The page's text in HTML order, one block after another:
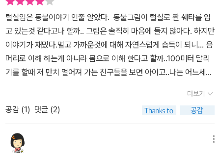
져 그러면서 마구 뛰어가는것이 아닌가,,이책을 보기 전이었다,그런
데 그때이 상황이랑 비슷하다. 친구가 멀리 날아가는 부엉이 친구를
보고 작아진다고 느끼는것,그 느낌을 이야기 아이들에게 이야기 해주
는것이겠지,,그런데 아이들을 위한 그림책이라서 그런지 화려한데 아
이가 동물이 이쁘지 않단다,,이상해라고 말을 하니 참 난처하다,이럴
때는 무어라 이야기를 해주어야 하나 하다가 사람마다 동물을 느끼는
것은 다르니까 이그림을 그린 아저씨는 여우를 보고 이렇게 보였나봐
했더니 고개를 끄덕인다, 그래도 자기 마음에는 안든단다,,음,,그래도
재미있는 표현도 있고 그래도 즐겁게 읽었다,,,
털실입은 동물이야기 인줄 알았다. 동물그림이 털실로 짠 쉐타를 입
고 있는것 같다고나 할까.. 그림은 솔직히 마음에 들지 않아다. 하지만
이야기가 재밌다.멀고 가까운것에 대해 자연스럽게 습득이 되니... 음
머리로 이해 하는게 아니라 몸으로 이해 한다고 할까..100미터 달리
기를 할때 저 만치 멀어져 가는 친구들을 보면 아이고..나는 어느세월
로 나오면서 죽기 살기로 뛰게 되는데 이 책이 딱 그렇다고 할까..멀어
지는 동물친구가 점점 작아지니깐 저러다 작은 점이 되어서 사라지는
게 아닐까 싶어 불안하기도 하고 찾으러 간 친구도 점점 작아지니 나
라도 ?아가서 잡아 줘야 할것 같고...재밌게 표현을 했다.. 불불 볼볼
더보기
공감 (1) 댓글 (2)